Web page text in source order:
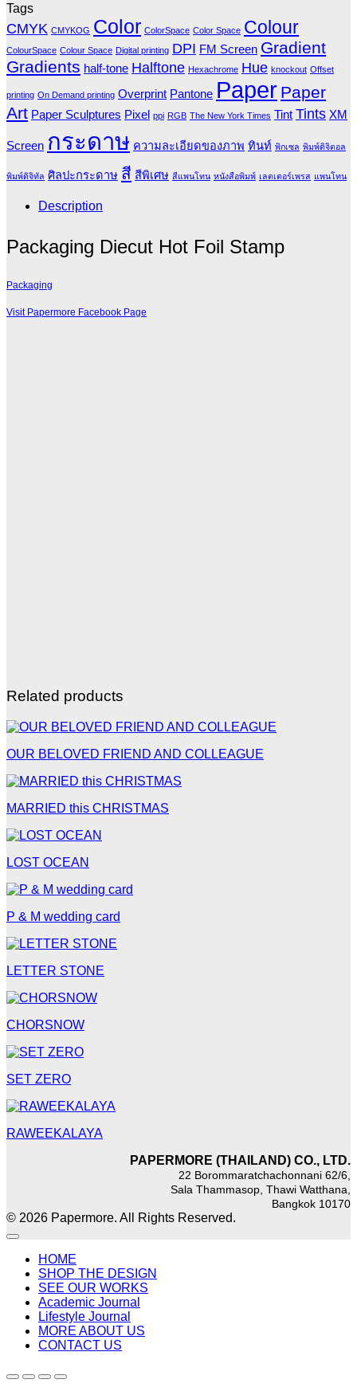
Tags
CMYK CMYKOG Color ColorSpace Color Space Colour
ColourSpace Colour Space Digital printing DPI FM Screen Gradient
Gradients half-tone Halftone Hexachrome Hue knockout Offset
printing On Demand printing Overprint Pantone Paper Paper
Art Paper Sculptures Pixel ppi RGB The New York Times Tint Tints XM
Screen กระดาษ ความละเอียดของภาพ ทินท์ พิกเซล พิมพ์ดิจิตอล
พิมพ์ดิจิทัล ศิลปะกระดาษ สี สีพิเศษ สีแพนโทน หนังสือพิมพ์ เลตเตอร์เพรส แพนโทน
Description
Packaging Diecut Hot Foil Stamp
Packaging
Visit Papermore Facebook Page
Related products
OUR BELOVED FRIEND AND COLLEAGUE
MARRIED this CHRISTMAS
LOST OCEAN
P & M wedding card
LETTER STONE
CHORSNOW
SET ZERO
RAWEEKALAYA
PAPERMORE (THAILAND) CO., LTD.
22 Borommaratchachonnani 62/6,
Sala Thammasop, Thawi Watthana,
Bangkok 10170
© 2026 Papermore. All Rights Reserved.
HOME
SHOP THE DESIGN
SEE OUR WORKS
Academic Journal
Lifestyle Journal
MORE ABOUT US
CONTACT US